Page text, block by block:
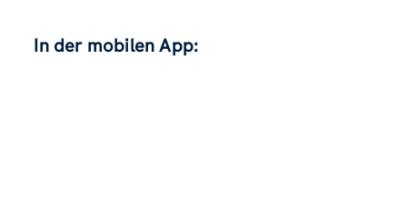
In der mobilen App: